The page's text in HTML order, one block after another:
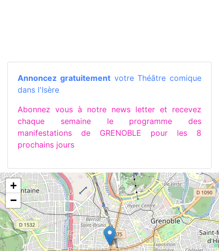
Annoncez gratuitementvotre Théâtre comique
dans l'Isère
Abonnez vous à notre news letter et recevez
chaque semaine le programme des
manifestations de GRENOBLE pour les 8
prochains jours
+
−